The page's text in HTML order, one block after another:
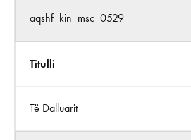
aqshf_kin_msc_0529
Titulli
Të Dalluarit